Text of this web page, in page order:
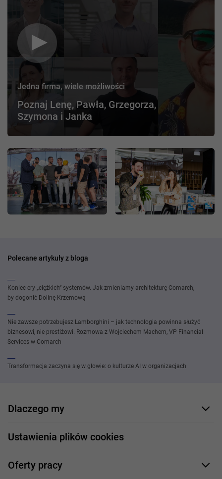
Jedna firma, wiele możliwości
Poznaj Lenę, Pawła, Grzegorza,
Szymona i Janka
Polecane artykuły z bloga
Koniec ery „ciężkich” systemów. Jak zmieniamy architekturę Comarch,
by dogonić Dolinę Krzemową
Nie zawsze potrzebujesz Lamborghini – jak technologia powinna służyć
biznesowi, nie prestiżowi. Rozmowa z Wojciechem Machem, VP Financial
Services w Comarch
Transformacja zaczyna się w głowie: o kulturze AI w organizacjach
Dlaczego my
Nasi pracownicy
Nasze projekty
Ustawienia plików cookies
Oferty pracy